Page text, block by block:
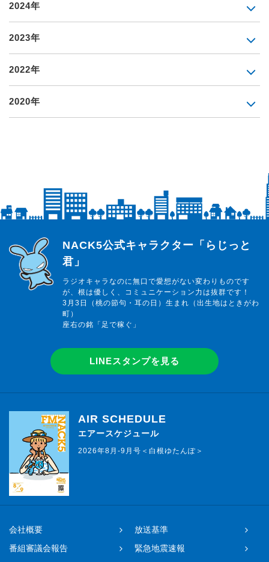
2024年
2023年
2022年
2020年
らじっと君
NACK5公式キャラクター「らじっと
君」
ラジオキャラなのに無口で愛想がない変わりものです
が、根は優しく、コミュニケーション力は抜群です！
3月3日（桃の節句・耳の日）生まれ（出生地はときがわ
町）
座右の銘「足で稼ぐ」
LINEスタンプを見る
AIR SCHEDULE
エアースケジュール
2026年8月-9月号＜白根ゆたんぽ＞
会社概要
放送基準
番組審議会報告
緊急地震速報